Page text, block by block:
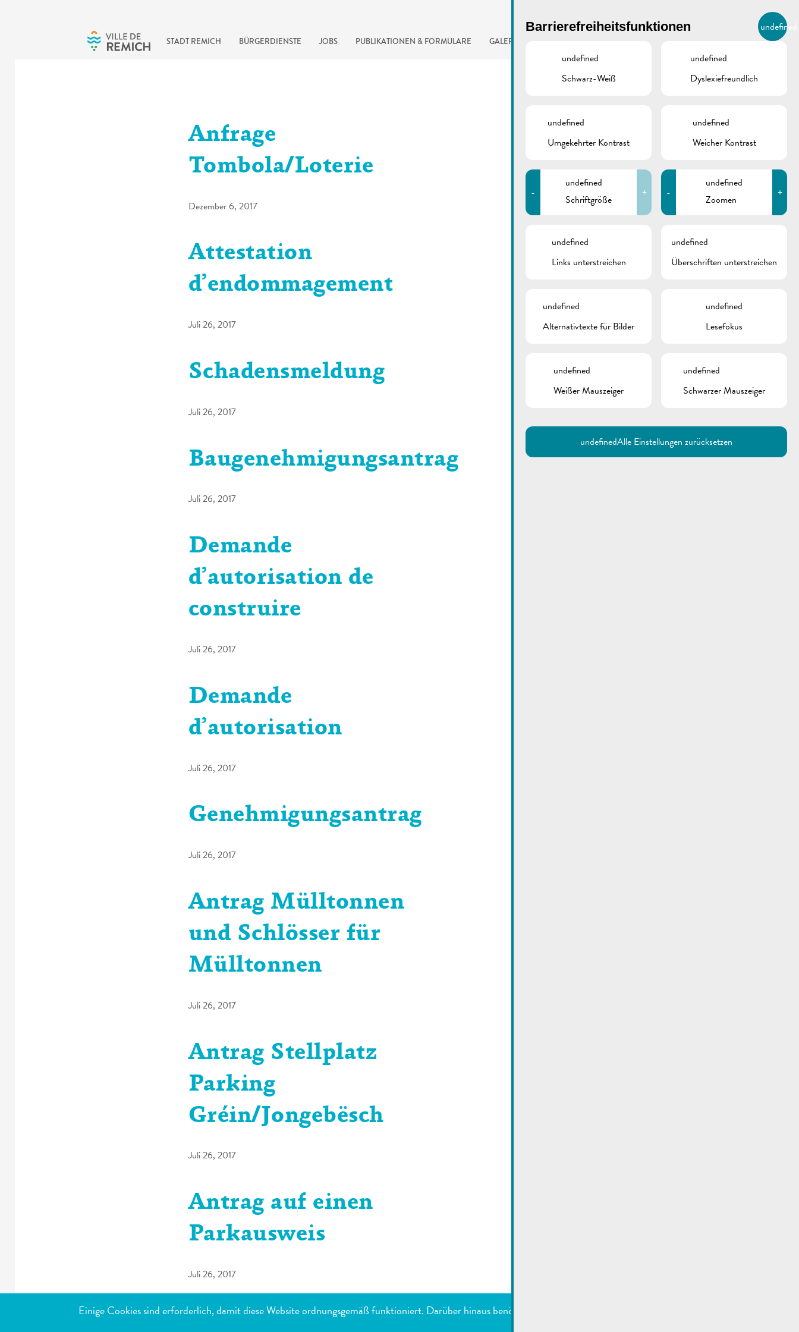
STADT REMICH BÜRGERDIENSTE JOBS PUBLIKATIONEN & FORMULARE GALERIE DE
BIERGER.REMICH.LU
Anfrage
Tombola/Loterie
Dezember 6, 2017
Attestation
d’endommagement
Juli 26, 2017
Schadensmeldung
Juli 26, 2017
Baugenehmigungsantrag
Juli 26, 2017
Demande
d’autorisation de
construire
Juli 26, 2017
Demande
d’autorisation
Juli 26, 2017
Genehmigungsantrag
Juli 26, 2017
Antrag Mülltonnen
und Schlösser für
Mülltonnen
Juli 26, 2017
Antrag Stellplatz
Parking
Gréin/Jongebësch
Juli 26, 2017
Antrag auf einen
Parkausweis
Juli 26, 2017
<<
>>
Barrierefreiheitsfunktionen undefined
undefined
Schwarz-Weiß
undefined
Dyslexiefreundlich
undefined
Umgekehrter Kontrast
undefined
Weicher Kontrast
-
undefined
Schriftgröße
+ -
undefined
Zoomen
+
undefined
Links unterstreichen
undefined
Überschriften unterstreichen
undefined
Alternativtexte für Bilder
undefined
Lesefokus
undefined
Weißer Mauszeiger
undefined
Schwarzer Mauszeiger
undefinedAlle Einstellungen zurücksetzen
Einige Cookies sind erforderlich, damit diese Website ordnungsgemäß funktioniert. Darüber hinaus benötigen einige externe Dienste Ihre Arbeitserlaubnis.